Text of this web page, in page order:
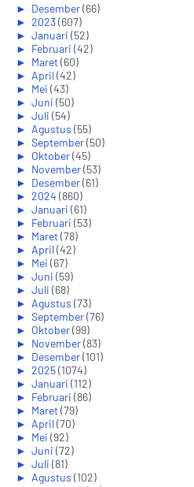
► Desember(66)
► 2023(607)
► Januari (52)
► Februari (42)
► Maret(60)
► April(42)
► Mei (43)
► Juni (50)
► Juli (54)
► Agustus (55)
► September(50)
► Oktober(45)
► November(53)
► Desember(61)
► 2024 (860)
► Januari (61)
► Februari (53)
► Maret(78)
► April(42)
► Mei (67)
► Juni (59)
► Juli (68)
► Agustus (73)
► September(76)
► Oktober(99)
► November(83)
► Desember(101)
► 2025(1074)
► Januari (112)
► Februari (86)
► Maret(79)
► April(70)
► Mei (92)
► Juni (72)
► Juli (81)
► Agustus (102)